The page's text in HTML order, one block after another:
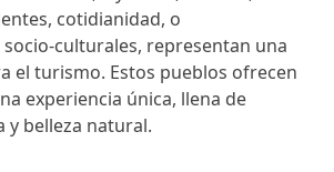
cotidianidad, o
culturales, representan una
el turismo. Estos pueblos ofrecen
experiencia única, llena de
belleza natural.